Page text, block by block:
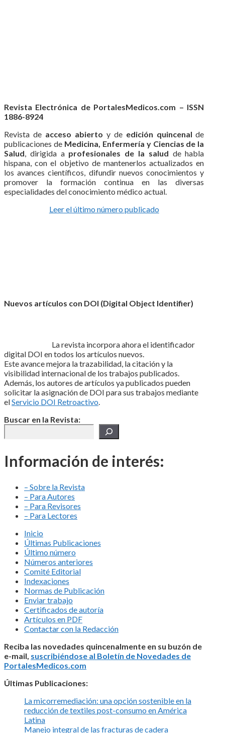
Revista Electrónica de PortalesMedicos.com – ISSN
1886-8924
Revista de acceso abierto y de edición quincenal de
publicaciones de Medicina, Enfermería y Ciencias de la
Salud , dirigida a profesionales de la salud de habla
hispana, con el objetivo de mantenerlos actualizados en
los avances científicos, difundir nuevos conocimientos y
promover la formación continua en las diversas
especialidades del conocimiento médico actual.
Leer el último número publicado
Nuevos artículos con DOI (Digital Object Identifier)
La revista incorpora ahora el identificador
digital DOI en todos los artículos nuevos.
Este avance mejora la trazabilidad, la citación y la
visibilidad internacional de los trabajos publicados.
Además, los autores de artículos ya publicados pueden
solicitar la asignación de DOI para sus trabajos mediante
elServicio DOI Retroactivo
Buscar en la Revista:
Información de interés:
– Sobre la Revista
– Para Autores
– Para Revisores
– Para Lectores
Inicio
Últimas Publicaciones
Último número
Números anteriores
Comité Editorial
Indexaciones
Normas de Publicación
Enviar trabajo
Certificados de autoría
Artículos en PDF
Contactar con la Redacción
Reciba las novedades quincenalmente en su buzón de
e-mail, suscribiéndose al Boletín de Novedades de
PortalesMedicos.com
Últimas Publicaciones:
La micorremediación: una opción sostenible en la
reducción de textiles post-consumo en América
Latina
Manejo integral de las fracturas de cadera